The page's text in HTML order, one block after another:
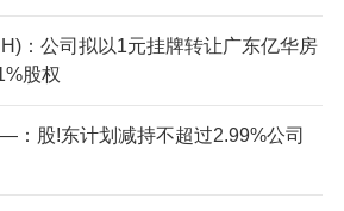
：公司拟以1元挂牌转让广东亿华房
股权
：股!东计划减持不超过2.99%公司